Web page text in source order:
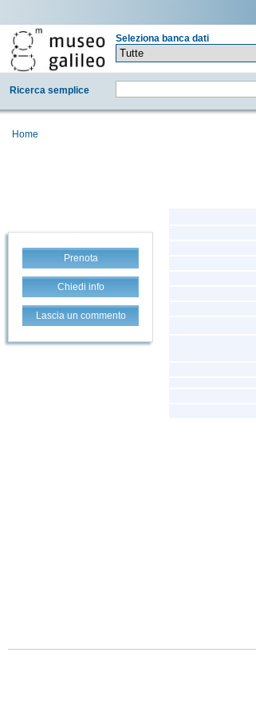
Seleziona banca dati
Ricerca semplice
Home
Prenota
Chiedi info
Lascia un commento